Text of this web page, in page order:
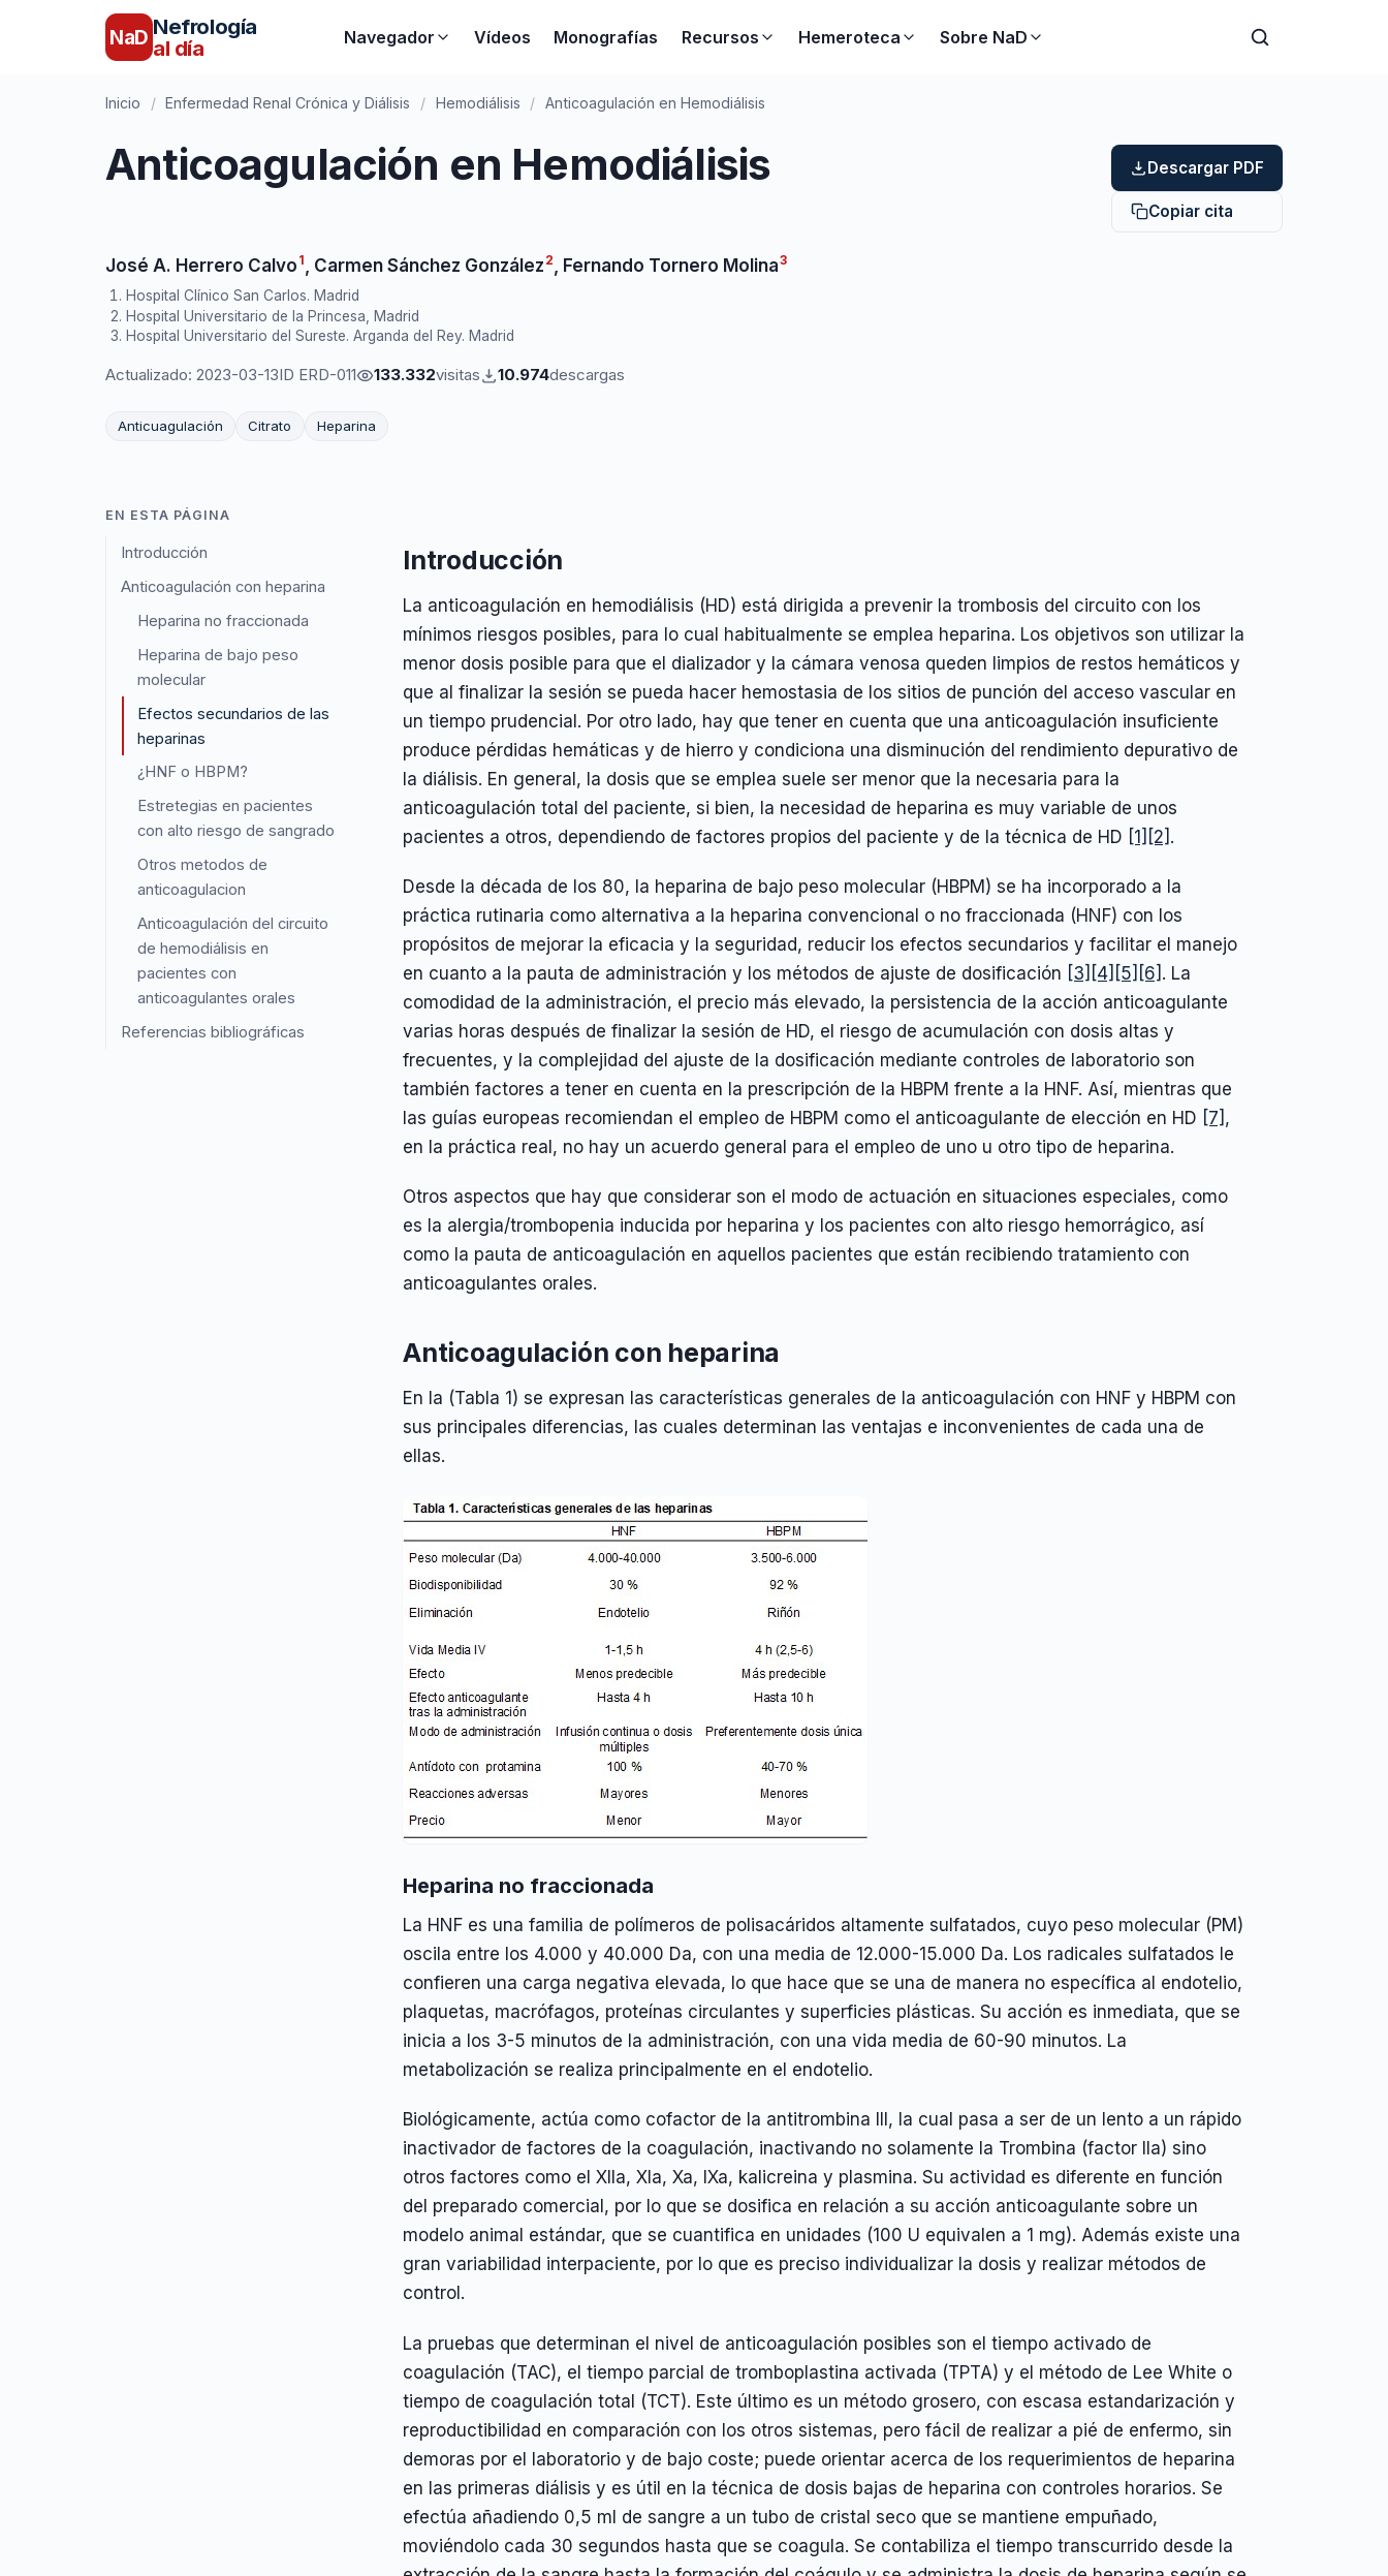
NaD Nefrología
al día
Navegador Vídeos Monografías Recursos Hemeroteca Sobre NaD
Inicio / Enfermedad Renal Crónica y Diálisis / Hemodiálisis / Anticoagulación en Hemodiálisis
Anticoagulación en Hemodiálisis Descargar PDF
Copiar cita
José A. Herrero Calvo 1 Carmen Sánchez González 2 Fernando Tornero Molina3
Hospital Clínico San Carlos. Madrid
Hospital Universitario de la Princesa, Madrid
Hospital Universitario del Sureste. Arganda del Rey. Madrid
Actualizado: 2023-03-13ID ERD-011 133.332visitas 10.974descargas
Anticuagulación Citrato Heparina
EN ESTA PÁGINA
Introducción
Anticoagulación con heparina
Heparina no fraccionada
Heparina de bajo peso
molecular
Efectos secundarios de las
heparinas
¿HNF o HBPM?
Estretegias en pacientes
con alto riesgo de sangrado
Otros metodos de
anticoagulacion
Anticoagulación del circuito
de hemodiálisis en
pacientes con
anticoagulantes orales
Referencias bibliográficas
Introducción
La anticoagulación en hemodiálisis (HD) está dirigida a prevenir la trombosis del circuito con los
mínimos riesgos posibles, para lo cual habitualmente se emplea heparina. Los objetivos son utilizar la
menor dosis posible para que el dializador y la cámara venosa queden limpios de restos hemáticos y
que al finalizar la sesión se pueda hacer hemostasia de los sitios de punción del acceso vascular en
un tiempo prudencial. Por otro lado, hay que tener en cuenta que una anticoagulación insuficiente
produce pérdidas hemáticas y de hierro y condiciona una disminución del rendimiento depurativo de
la diálisis. En general, la dosis que se emplea suele ser menor que la necesaria para la
anticoagulación total del paciente, si bien, la necesidad de heparina es muy variable de unos
pacientes a otros, dependiendo de factores propios del paciente y de la técnica de HD [1] [2] .
Desde la década de los 80, la heparina de bajo peso molecular (HBPM) se ha incorporado a la
práctica rutinaria como alternativa a la heparina convencional o no fraccionada (HNF) con los
propósitos de mejorar la eficacia y la seguridad, reducir los efectos secundarios y facilitar el manejo
en cuanto a la pauta de administración y los métodos de ajuste de dosificación [3] [4] [5] [6] . La
comodidad de la administración, el precio más elevado, la persistencia de la acción anticoagulante
varias horas después de finalizar la sesión de HD, el riesgo de acumulación con dosis altas y
frecuentes, y la complejidad del ajuste de la dosificación mediante controles de laboratorio son
también factores a tener en cuenta en la prescripción de la HBPM frente a la HNF. Así, mientras que
las guías europeas recomiendan el empleo de HBPM como el anticoagulante de elección en HD [7] ,
en la práctica real, no hay un acuerdo general para el empleo de uno u otro tipo de heparina.
Otros aspectos que hay que considerar son el modo de actuación en situaciones especiales, como
es la alergia/trombopenia inducida por heparina y los pacientes con alto riesgo hemorrágico, así
como la pauta de anticoagulación en aquellos pacientes que están recibiendo tratamiento con
anticoagulantes orales.
Anticoagulación con heparina
En la (Tabla 1) se expresan las características generales de la anticoagulación con HNF y HBPM con
sus principales diferencias, las cuales determinan las ventajas e inconvenientes de cada una de
ellas.
Heparina no fraccionada
La HNF es una familia de polímeros de polisacáridos altamente sulfatados, cuyo peso molecular (PM)
oscila entre los 4.000 y 40.000 Da, con una media de 12.000-15.000 Da. Los radicales sulfatados le
confieren una carga negativa elevada, lo que hace que se una de manera no específica al endotelio,
plaquetas, macrófagos, proteínas circulantes y superficies plásticas. Su acción es inmediata, que se
inicia a los 3-5 minutos de la administración, con una vida media de 60-90 minutos. La
metabolización se realiza principalmente en el endotelio.
Biológicamente, actúa como cofactor de la antitrombina III, la cual pasa a ser de un lento a un rápido
inactivador de factores de la coagulación, inactivando no solamente la Trombina (factor IIa) sino
otros factores como el XIIa, XIa, Xa, IXa, kalicreina y plasmina. Su actividad es diferente en función
del preparado comercial, por lo que se dosifica en relación a su acción anticoagulante sobre un
modelo animal estándar, que se cuantifica en unidades (100 U equivalen a 1 mg). Además existe una
gran variabilidad interpaciente, por lo que es preciso individualizar la dosis y realizar métodos de
control.
La pruebas que determinan el nivel de anticoagulación posibles son el tiempo activado de
coagulación (TAC), el tiempo parcial de tromboplastina activada (TPTA) y el método de Lee White o
tiempo de coagulación total (TCT). Este último es un método grosero, con escasa estandarización y
reproductibilidad en comparación con los otros sistemas, pero fácil de realizar a pié de enfermo, sin
demoras por el laboratorio y de bajo coste; puede orientar acerca de los requerimientos de heparina
en las primeras diálisis y es útil en la técnica de dosis bajas de heparina con controles horarios. Se
efectúa añadiendo 0,5 ml de sangre a un tubo de cristal seco que se mantiene empuñado,
moviéndolo cada 30 segundos hasta que se coagula. Se contabiliza el tiempo transcurrido desde la